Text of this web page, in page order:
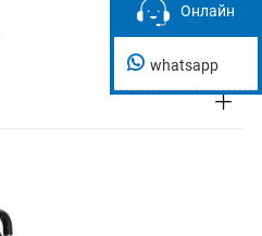
Онлайн
Онлайн
whatsapp